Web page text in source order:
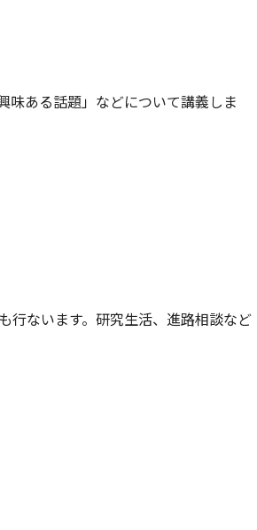
味ある話題」などについて講義しま
行ないます。研究生活、進路相談など